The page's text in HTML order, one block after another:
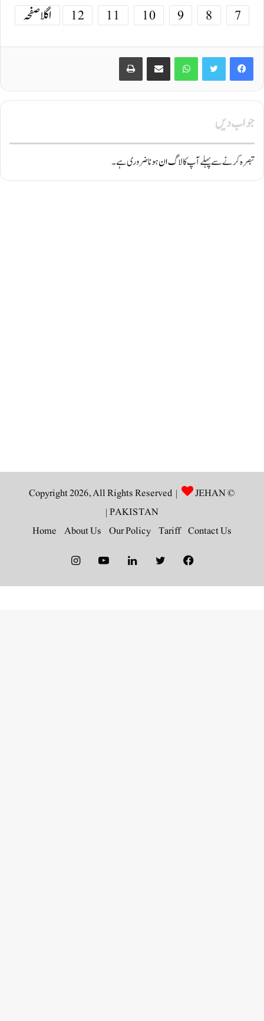
7
8
9
10
11
12 اگلا صفحہ
Facebook
Twitter
WhatsApp
Share via Email
Print
جواب دیں
تبصرہ کرنے سے پہلے آپ کالاگ انہونا ضروری ہے۔
© Copyright 2026, All Rights Reserved |
JEHAN
PAKISTAN
|
Contact Us
Tariff
Our Policy
About Us
Home
Facebook
Twitter
LinkedIn
YouTube
Instagram